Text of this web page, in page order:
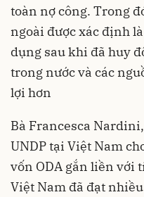
toàn nợ công. Trong
ngoài được xác định
dụng sau khi đã huy
trong nước và các
lợi hơn
Bà Francesca
UNDP tại Việt Nam
vốn ODA gắn liền với
Việt Nam đã đạt